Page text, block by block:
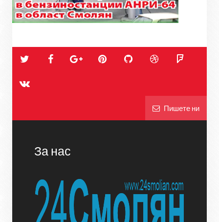
Пишете ни
За нас